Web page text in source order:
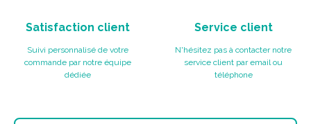
Satisfaction client
Suivi personnalisé de votre
commande par notre équipe
dédiée
Service client
N'hésitez pas à contacter notre
service client par email ou
téléphone